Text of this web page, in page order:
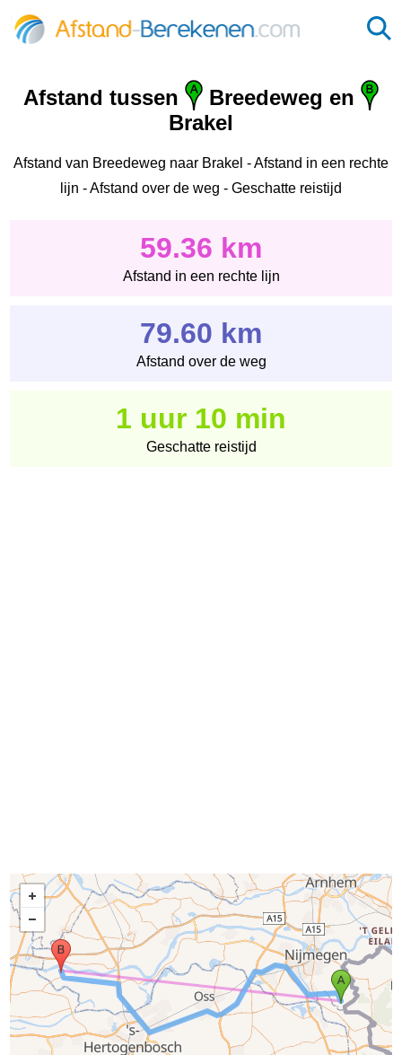
Afstand tussen
Breedeweg en
Brakel
Afstand van Breedeweg naar Brakel - Afstand in een rechte
lijn - Afstand over de weg - Geschatte reistijd
59.36 km
Afstand in een rechte lijn
79.60 km
Afstand over de weg
1 uur 10 min
Geschatte reistijd